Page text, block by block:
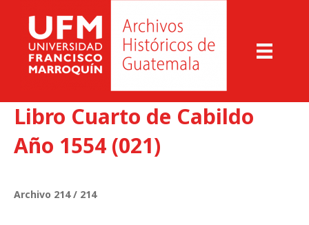
Libro Cuarto de Cabildo
Año 1554 (021)
Archivo 214 / 214